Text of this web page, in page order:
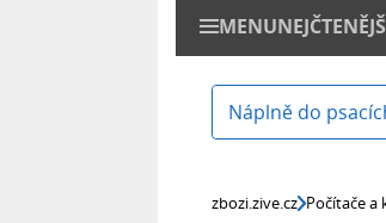
MENU
Náplně do
zbozi.zive.cz Počítače a